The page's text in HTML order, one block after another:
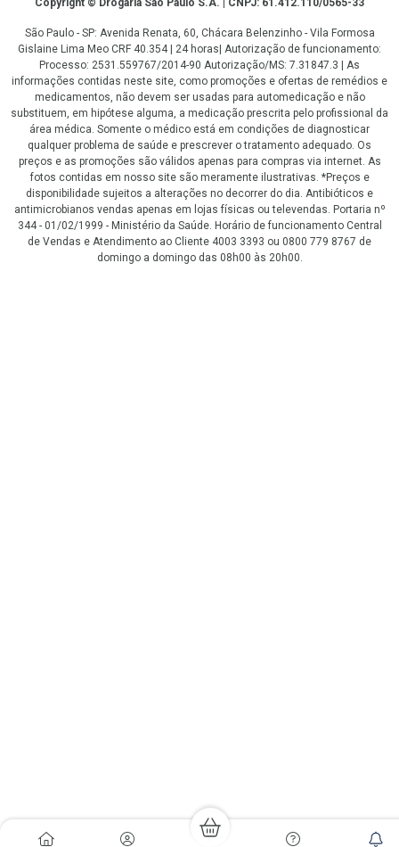
São Paulo - SP: Avenida Renata, 60, Chácara Belenzinho - Vila Formosa
Gislaine Lima Meo CRF 40.354 | 24 horas| Autorização de funcionamento:
Processo: 2531.559767/2014-90 Autorização/MS: 7.31847.3 | As
informações contidas neste site, como promoções e ofertas de remédios e
medicamentos, não devem ser usadas para automedicação e não
substituem, em hipótese alguma, a medicação prescrita pelo profissional da
área médica. Somente o médico está em condições de diagnosticar
qualquer problema de saúde e prescrever o tratamento adequado. Os
preços e as promoções são válidos apenas para compras via internet. As
fotos contidas em nosso site são meramente ilustrativas. *Preços e
disponibilidade sujeitos a alterações no decorrer do dia. Antibióticos e
antimicrobianos vendas apenas em lojas físicas ou televendas. Portaria nº
344 - 01/02/1999 - Ministério da Saúde. Horário de funcionamento Central
de Vendas e Atendimento ao Cliente 4003 3393 ou 0800 779 8767 de
domingo a domingo das 08h00 às 20h00.